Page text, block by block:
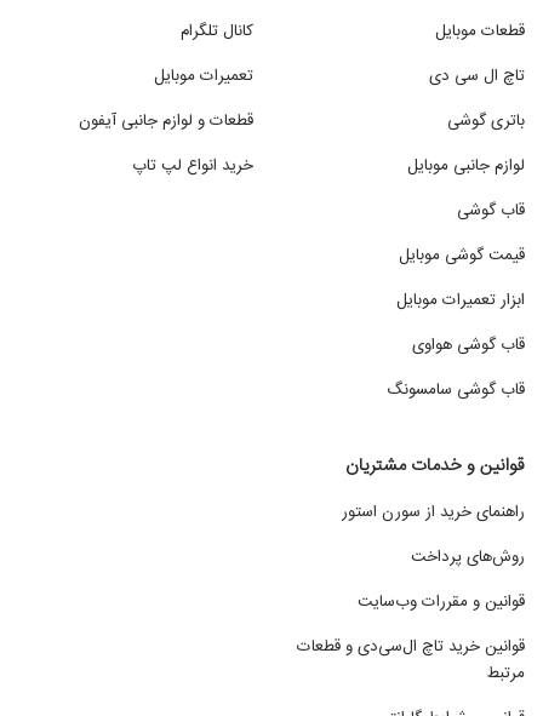
قطعات موبایل
تاچ ال سی دی
باتری گوشی
لوازم جانبی موبایل
قاب گوشی
قیمت گوشی موبایل
ابزار تعمیرات موبایل
قاب گوشی هواوی
قاب گوشی سامسونگ
کانال تلگرام
تعمیرات موبایل
قطعات و لوازم جانبی آیفون
خرید انواع لپ تاپ
قوانین و خدمات مشتریان
راهنمای خرید از سورن استور
روش‌های پرداخت
قوانین و مقررات وب‌سایت
قوانین خرید تاچ ال‌سی‌دی و قطعات
مرتبط